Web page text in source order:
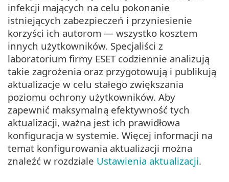
infekcji mających na celu pokonanie
istniejących zabezpieczeń i przyniesienie
korzyści ich autorom — wszystko kosztem
innych użytkowników. Specjaliści z
laboratorium firmy ESET codziennie analizują
takie zagrożenia oraz przygotowują i publikują
aktualizacje w celu stałego zwiększania
poziomu ochrony użytkowników. Aby
zapewnić maksymalną efektywność tych
aktualizacji, ważna jest ich prawidłowa
konfiguracja w systemie. Więcej informacji na
temat konfigurowania aktualizacji można
znaleźć w rozdziale Ustawienia aktualizacji.